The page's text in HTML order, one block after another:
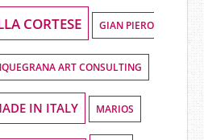
CORTESE GIAN PIERO
ART CONSULTING
IN ITALY MARIOS